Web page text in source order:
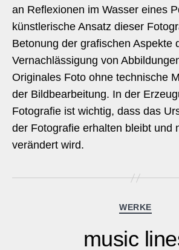
an Reflexionen im Wasser eines
künstlerische Ansatz dieser
Betonung der grafischen Aspekte
Vernachlässigung von
Originales Foto ohne technische
der Bildbearbeitung. In der
Fotografie ist wichtig, dass das
der Fotografie erhalten bleibt und
verändert wird.
WERKE
music